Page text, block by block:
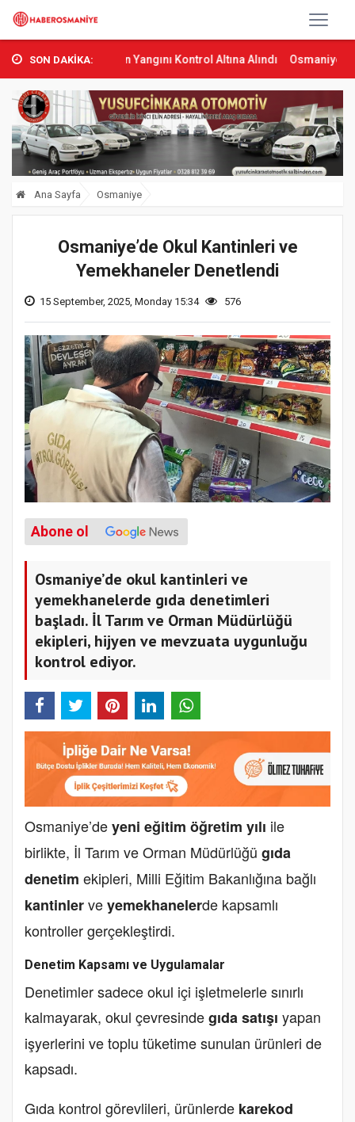
SON DAKİKA:
Orman Yangını Kontrol Altına Alındı Osmaniye’de Tren
Ana Sayfa Osmaniye
Osmaniye’de Okul Kantinleri ve
Yemekhaneler Denetlendi
15 September, 2025, Monday 15:34 576
Abone ol
Osmaniye’de okul kantinleri ve
yemekhanelerde gıda denetimleri
başladı. İl Tarım ve Orman Müdürlüğü
ekipleri, hijyen ve mevzuata uygunluğu
kontrol ediyor.
Osmaniye’deyeni eğitim öğretim yılı ile
birlikte, İl Tarım ve Orman Müdürlüğü gıda
denetim ekipleri, Milli Eğitim Bakanlığına bağlı
kantinlerveyemekhanelerde kapsamlı
kontroller gerçekleştirdi.
Denetim Kapsamı ve Uygulamalar
Denetimler sadece okul içi işletmelerle sınırlı
kalmayarak, okul çevresindegıda satışı yapan
işyerlerini ve toplu tüketime sunulan ürünleri de
kapsadı.
Gıda kontrol görevlileri, ürünlerde karekod